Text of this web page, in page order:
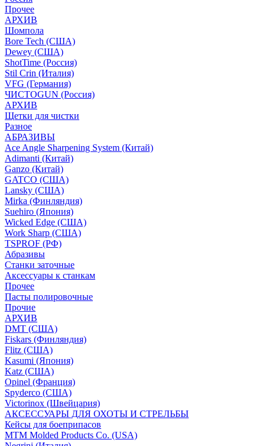
Прочее
АРХИВ
Шомпола
Bore Tech (США)
Dewey (США)
ShotTime (Россия)
Stil Crin (Италия)
VFG (Германия)
ЧИСТОGUN (Россия)
АРХИВ
Щетки для чистки
Разное
АБРАЗИВЫ
Ace Angle Sharpening System (Китай)
Adimanti (Китай)
Ganzo (Китай)
GATCO (США)
Lansky (США)
Mirka (Финляндия)
Suehiro (Япония)
Wicked Edge (США)
Work Sharp (США)
TSPROF (РФ)
Абразивы
Станки заточные
Аксессуары к станкам
Прочее
Пасты полировочные
Прочие
АРХИВ
DMT (США)
Fiskars (Финляндия)
Flitz (США)
Kasumi (Япония)
Katz (США)
Opinel (Франция)
Spyderco (США)
Victorinox (Швейцария)
АКСЕССУАРЫ ДЛЯ ОХОТЫ И СТРЕЛЬБЫ
Кейсы для боеприпасов
MTM Molded Products Co. (USA)